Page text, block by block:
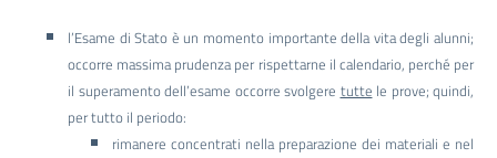
l’Esame di Stato è un momento importante della vita degli alunni;
occorre massima prudenza per rispettarne il calendario, perché per
il superamento dell’esame occorre svolgere tutte le prove; quindi,
per tutto il periodo:
rimanere concentrati nella preparazione dei materiali e nel